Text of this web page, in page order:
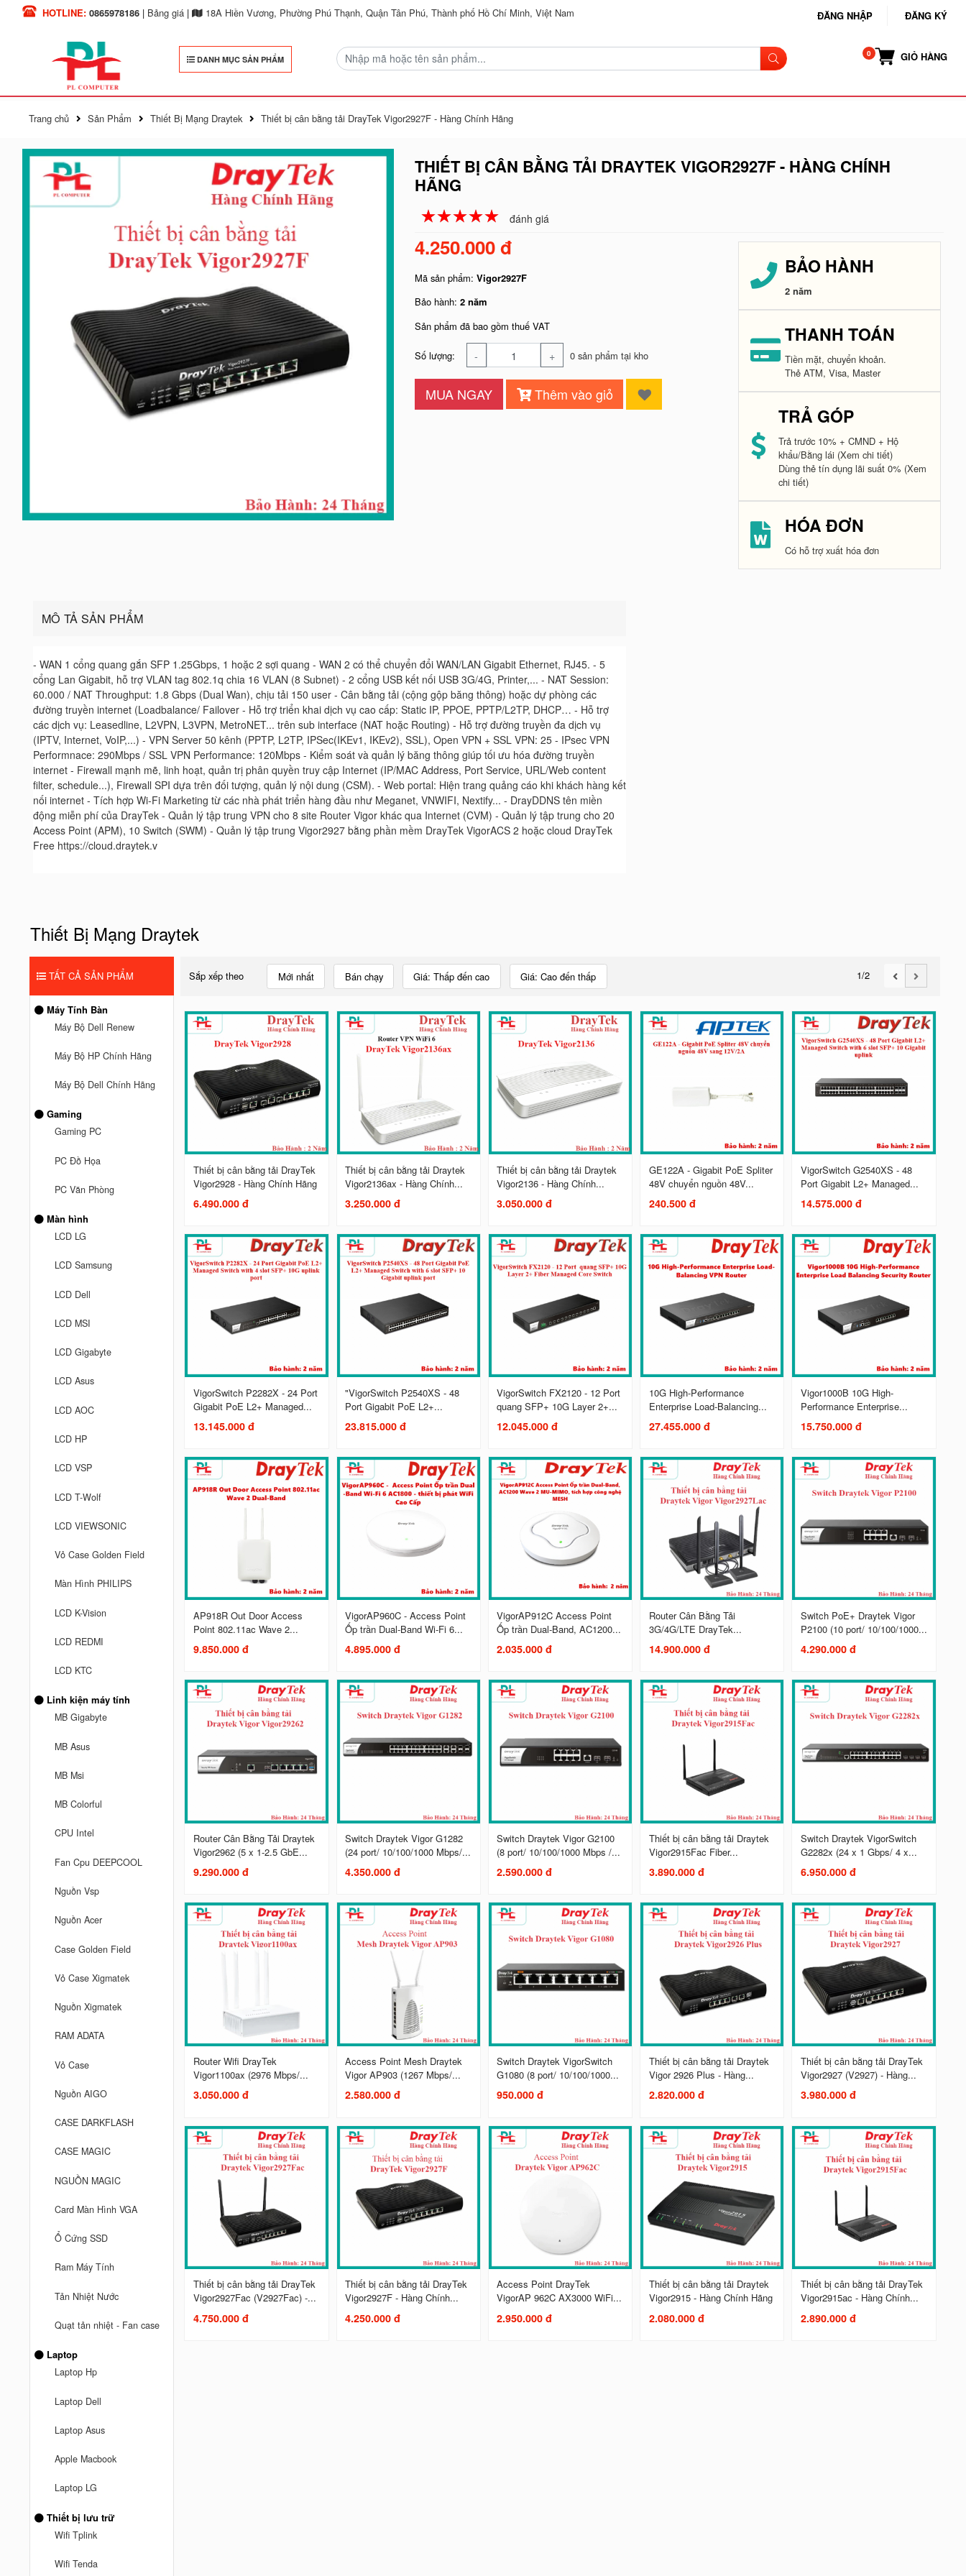
HOTLINE: 0865978186| Bảng giá| 18A Hiền Vương, Phường Phú Thạnh, Quận Tân Phú, Thành phố Hồ Chí Minh, Việt Nam ĐĂNG NHẬP ĐĂNG KÝ
DANH MỤC SẢN PHẨM GIỎ HÀNG
Trang chủ Sản Phẩm Thiết Bị Mạng Draytek Thiết bị cân bằng tải DrayTek Vigor2927F - Hàng Chính Hãng
THIẾT BỊ CÂN BẰNG TẢI DRAYTEK VIGOR2927F - HÀNG CHÍNH
HÃNG
☆☆☆☆☆
★★★★★ đánh giá
4.250.000 đ
Mã sản phẩm: Vigor2927F
Bảo hành: 2 năm
Sản phẩm đã bao gồm thuế VAT
Số lượng: - + 0 sản phẩm tại kho
MUA NGAY Thêm vào giỏ
BẢO HÀNH
2 năm
THANH TOÁN
Tiền mặt, chuyển khoản.
Thẻ ATM, Visa, Master
TRẢ GÓP
Trả trước 10% + CMND + Hộ
khẩu/Bằng lái (Xem chi tiết)
Dùng thẻ tín dụng lãi suất 0% (Xem
chi tiết)
HÓA ĐƠN
Có hỗ trợ xuất hóa đơn
MÔ TẢ SẢN PHẨM
- WAN 1 cổng quang gắn SFP 1.25Gbps, 1 hoặc 2 sợi quang - WAN 2 có thể chuyển đổi WAN/LAN Gigabit Ethernet, RJ45. - 5
cổng Lan Gigabit, hỗ trợ VLAN tag 802.1q chia 16 VLAN (8 Subnet) - 2 cổng USB kết nối USB 3G/4G, Printer,... - NAT Session:
60.000 / NAT Throughput: 1.8 Gbps (Dual Wan), chịu tải 150 user - Cân bằng tải (cộng gộp băng thông) hoặc dự phòng các
đường truyền internet (Loadbalance/ Failover - Hỗ trợ triển khai dịch vụ cao cấp: Static IP, PPOE, PPTP/L2TP, DHCP… - Hỗ trợ
các dịch vụ: Leasedline, L2VPN, L3VPN, MetroNET... trên sub interface (NAT hoặc Routing) - Hỗ trợ đường truyền đa dịch vụ
(IPTV, Internet, VoIP,...) - VPN Server 50 kênh (PPTP, L2TP, IPSec(IKEv1, IKEv2), SSL), Open VPN + SSL VPN: 25 - IPsec VPN
Performnace: 290Mbps / SSL VPN Performance: 120Mbps - Kiểm soát và quản lý băng thông giúp tối ưu hóa đường truyền
internet - Firewall mạnh mẽ, linh hoạt, quản trị phân quyền truy cập Internet (IP/MAC Address, Port Service, URL/Web content
filter, schedule...), Firewall SPI dựa trên đối tượng, quản lý nội dung (CSM). - Web portal: Hiện trang quảng cáo khi khách hàng kết
nối internet - Tích hợp Wi-Fi Marketing từ các nhà phát triển hàng đầu như Meganet, VNWIFI, Nextify... - DrayDDNS tên miền
động miễn phí của DrayTek - Quản lý tập trung VPN cho 8 site Router Vigor khác qua Internet (CVM) - Quản lý tập trung cho 20
Access Point (APM), 10 Switch (SWM) - Quản lý tập trung Vigor2927 bằng phần mềm DrayTek VigorACS 2 hoặc cloud DrayTek
Free https://cloud.draytek.v
Thiết Bị Mạng Draytek
TẤT CẢ SẢN PHẨM
Máy Tính Bàn
Máy Bộ Dell Renew
Máy Bộ HP Chính Hãng
Máy Bộ Dell Chính Hãng
Gaming
Gaming PC
PC Đồ Họa
PC Văn Phòng
Màn hình
LCD LG
LCD Samsung
LCD Dell
LCD MSI
LCD Gigabyte
LCD Asus
LCD AOC
LCD HP
LCD VSP
LCD T-Wolf
LCD VIEWSONIC
Vỏ Case Golden Field
Màn Hình PHILIPS
LCD K-Vision
LCD REDMI
LCD KTC
Linh kiện máy tính
MB Gigabyte
MB Asus
MB Msi
MB Colorful
CPU Intel
Fan Cpu DEEPCOOL
Nguồn Vsp
Nguồn Acer
Case Golden Field
Vỏ Case Xigmatek
Nguồn Xigmatek
RAM ADATA
Vỏ Case
Nguồn AIGO
CASE DARKFLASH
CASE MAGIC
NGUỒN MAGIC
Card Màn Hình VGA
Ổ Cứng SSD
Ram Máy Tính
Tản Nhiệt Nước
Quạt tản nhiệt - Fan case
Laptop
Laptop Hp
Laptop Dell
Laptop Asus
Apple Macbook
Laptop LG
Thiết bị lưu trữ
Wifi Tplink
Wifi Tenda
Sắp xếp theo Mới nhất Bán chạy Giá: Thấp đến cao Giá: Cao đến thấp 1/2
Thiết bị cân bằng tải DrayTek
Vigor2928 - Hàng Chính Hãng
6.490.000 đ
Thiết bị cân bằng tải Draytek
Vigor2136ax - Hàng Chính...
3.250.000 đ
Thiết bị cân bằng tải Draytek
Vigor2136 - Hàng Chính...
3.050.000 đ
GE122A - Gigabit PoE Spliter
48V chuyển nguồn 48V...
240.500 đ
VigorSwitch G2540XS - 48
Port Gigabit L2+ Managed...
14.575.000 đ
VigorSwitch P2282X - 24 Port
Gigabit PoE L2+ Managed...
13.145.000 đ
"VigorSwitch P2540XS - 48
Port Gigabit PoE L2+...
23.815.000 đ
VigorSwitch FX2120 - 12 Port
quang SFP+ 10G Layer 2+...
12.045.000 đ
10G High-Performance
Enterprise Load-Balancing...
27.455.000 đ
Vigor1000B 10G High-
Performance Enterprise...
15.750.000 đ
AP918R Out Door Access
Point 802.11ac Wave 2...
9.850.000 đ
VigorAP960C - Access Point
Ốp trần Dual-Band Wi-Fi 6...
4.895.000 đ
VigorAP912C Access Point
Ốp trần Dual-Band, AC1200...
2.035.000 đ
Router Cân Bằng Tải
3G/4G/LTE DrayTek...
14.900.000 đ
Switch PoE+ Draytek Vigor
P2100 (10 port/ 10/100/1000...
4.290.000 đ
Router Cân Bằng Tải Draytek
Vigor2962 (5 x 1-2.5 GbE...
9.290.000 đ
Switch Draytek Vigor G1282
(24 port/ 10/100/1000 Mbps/...
4.350.000 đ
Switch Draytek Vigor G2100
(8 port/ 10/100/1000 Mbps /...
2.590.000 đ
Thiết bị cân bằng tải Draytek
Vigor2915Fac Fiber...
3.890.000 đ
Switch Draytek VigorSwitch
G2282x (24 x 1 Gbps/ 4 x...
6.950.000 đ
Router Wifi DrayTek
Vigor1100ax (2976 Mbps/...
3.050.000 đ
Access Point Mesh Draytek
Vigor AP903 (1267 Mbps/...
2.580.000 đ
Switch Draytek VigorSwitch
G1080 (8 port/ 10/100/1000...
950.000 đ
Thiết bị cân bằng tải Draytek
Vigor 2926 Plus - Hàng...
2.820.000 đ
Thiết bị cân bằng tải DrayTek
Vigor2927 (V2927) - Hàng...
3.980.000 đ
Thiết bị cân bằng tải DrayTek
Vigor2927Fac (V2927Fac) -...
4.750.000 đ
Thiết bị cân bằng tải DrayTek
Vigor2927F - Hàng Chính...
4.250.000 đ
Access Point DrayTek
VigorAP 962C AX3000 WiFi...
2.950.000 đ
Thiết bị cân bằng tải Draytek
Vigor2915 - Hàng Chính Hãng
2.080.000 đ
Thiết bị cân bằng tải DrayTek
Vigor2915ac - Hàng Chính...
2.890.000 đ